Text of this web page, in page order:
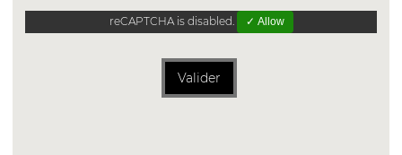
reCAPTCHA is disabled. ✓ Allow
Valider